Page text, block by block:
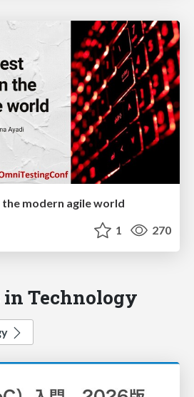
modern agile world
1 270
in Technology